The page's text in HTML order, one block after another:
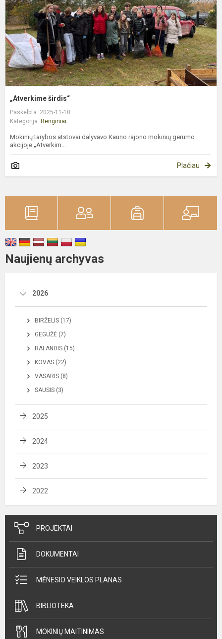
„Atverkime širdis“
Paskelbta: 2025-11-10
Kategorija: Renginiai
Mokinių tarybos atstovai dalyvavo Kauno rajono mokinių gerumo
akcijoje „Atverkim...
Plačiau
Naujienų archyvas
2026
BIRŽELIS (17)
GEGUŽĖ (7)
BALANDIS (15)
KOVAS (22)
VASARIS (8)
SAUSIS (3)
2025
2024
2023
2022
PROJEKTAI
DOKUMENTAI
MĖNESIO VEIKLOS PLANAS
BIBLIOTEKA
MOKINIŲ MAITINIMAS